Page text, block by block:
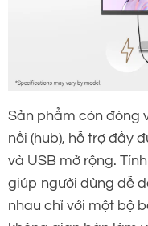
Sản phẩm còn đóng
nối (hub), hỗ trợ đầy
và USB mở rộng.
giúp người dùng dễ
nhau chỉ với một bộ